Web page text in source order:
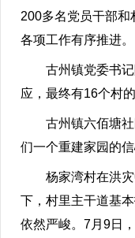
200多名党员干部
各项工作有序推进。
古州镇党委书
应，最终有16个村
古州镇六佰塘
们一个重建家园的信
杨家湾村在洪
下，村里主干道基
依然严峻。7月9日